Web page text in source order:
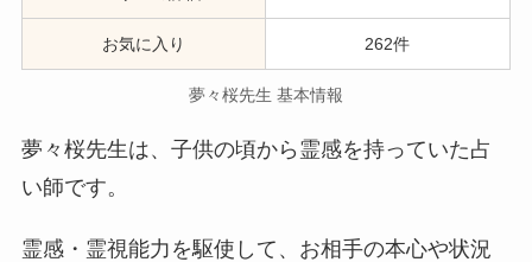
お気に入り 262件
夢々桜先生 基本情報
夢々桜先生は、子供の頃から霊感を持っていた占
い師です。
霊感・霊視能力を駆使して、お相手の本心や状況